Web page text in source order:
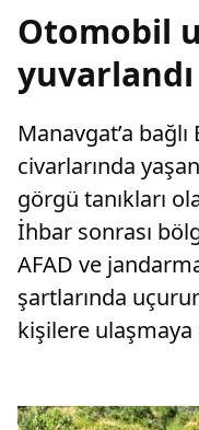
Otomobil
yuvarlandı
Manavgat’a
civarlarında
görgü tanıkları
İhbar sonrası
AFAD ve
şartlarında
kişilere ulaşmaya